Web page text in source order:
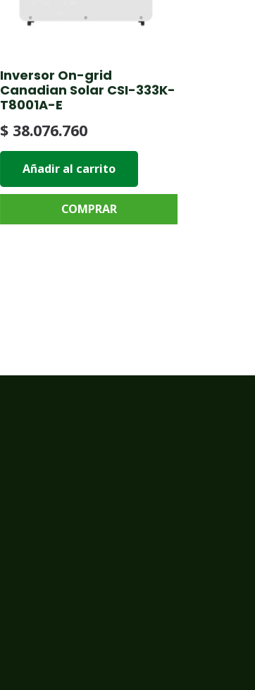
Inversor On-grid
Canadian Solar CSI-333K-
T8001A-E
$38.076.760
Añadir al carrito
COMPRAR